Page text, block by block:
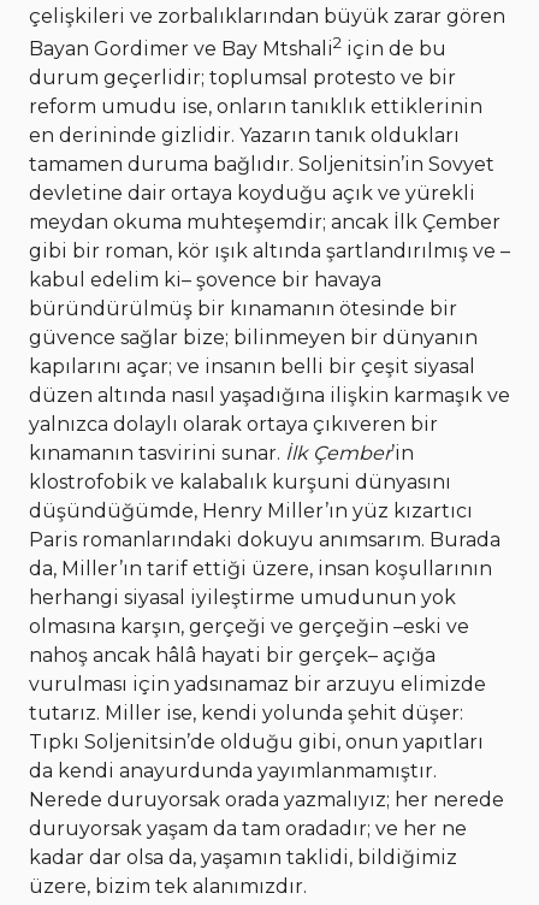
çelişkileri ve zorbalıklarından büyük zarar gören
Bayan Gordimer ve Bay Mtshali2 için de bu
durum geçerlidir; toplumsal protesto ve bir
reform umudu ise, onların tanıklık ettiklerinin
en derininde gizlidir. Yazarın tanık oldukları
tamamen duruma bağlıdır. Soljenitsin’in Sovyet
devletine dair ortaya koyduğu açık ve yürekli
meydan okuma muhteşemdir; ancak İlk Çember
gibi bir roman, kör ışık altında şartlandırılmış ve –
kabul edelim ki– şovence bir havaya
büründürülmüş bir kınamanın ötesinde bir
güvence sağlar bize; bilinmeyen bir dünyanın
kapılarını açar; ve insanın belli bir çeşit siyasal
düzen altında nasıl yaşadığına ilişkin karmaşık ve
yalnızca dolaylı olarak ortaya çıkıveren bir
kınamanın tasvirini sunar. İlk Çember’in
klostrofobik ve kalabalık kurşuni dünyasını
düşündüğümde, Henry Miller’ın yüz kızartıcı
Paris romanlarındaki dokuyu anımsarım. Burada
da, Miller’ın tarif ettiği üzere, insan koşullarının
herhangi siyasal iyileştirme umudunun yok
olmasına karşın, gerçeği ve gerçeğin –eski ve
nahoş ancak hâlâ hayati bir gerçek– açığa
vurulması için yadsınamaz bir arzuyu elimizde
tutarız. Miller ise, kendi yolunda şehit düşer:
Tıpkı Soljenitsin’de olduğu gibi, onun yapıtları
da kendi anayurdunda yayımlanmamıştır.
Nerede duruyorsak orada yazmalıyız; her nerede
duruyorsak yaşam da tam oradadır; ve her ne
kadar dar olsa da, yaşamın taklidi, bildiğimiz
üzere, bizim tek alanımızdır.